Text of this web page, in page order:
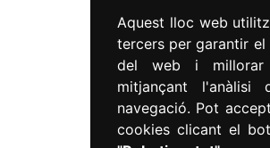
Aquest lloc web
tercers per garantir
del web i millorar
mitjançant
navegació. Pot
cookies clicant el